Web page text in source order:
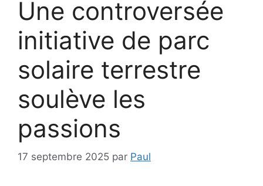
Une controversée
initiative de parc
solaire terrestre
soulève les
passions
17 septembre 2025 par Paul